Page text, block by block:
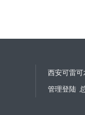
西安可雷
管理登陆